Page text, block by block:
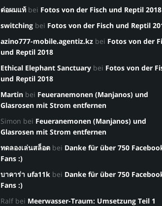
ต่อผมแท้ bei Fotos von der Fisch und Reptil 2018
switching bei Fotos von der Fisch und Reptil
azino777-mobile.agentiz.kz bei Fotos von der
und Reptil 2018
Ethical Elephant Sanctuary bei Fotos von der
und Reptil 2018
Martin bei Feueranemonen (Manjanos) und
Glasrosen mit Strom entfernen
Simon bei Feueranemonen (Manjanos) und
Glasrosen mit Strom entfernen
ทดลองเล่นสล็อต bei Danke für über 750
Fans :)
บาคาร่า ufa11k bei Danke für über 750
Fans :)
Ralf bei Meerwasser-Traum: Umsetzung Teil 1